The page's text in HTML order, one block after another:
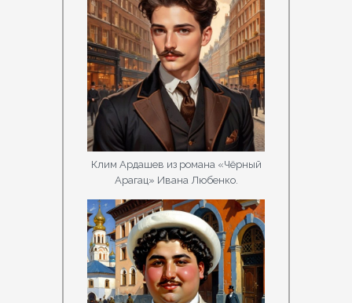
Клим Ардашев из романа «Чёрный
Арагац» Ивана Любенко.